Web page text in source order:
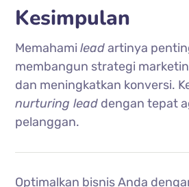
Kesimpulan
Memahamileadartinya
membangun strategi
dan meningkatkan konversi.
nurturing lead dengan tepat
pelanggan.
Optimalkan bisnis Anda